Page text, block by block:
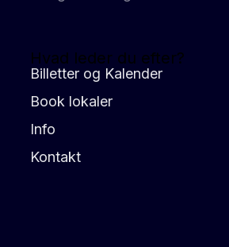
Hvad leder du efter?
Billetter og Kalender
Book lokaler
Info
Kontakt